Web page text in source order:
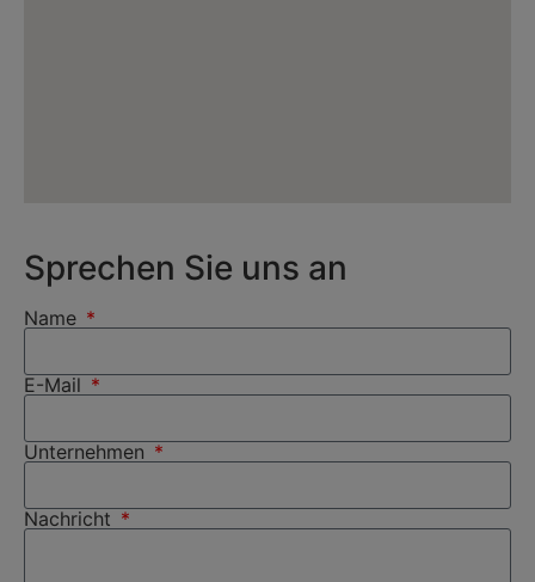
Sprechen Sie uns an
Name
E-Mail
Unternehmen
Nachricht